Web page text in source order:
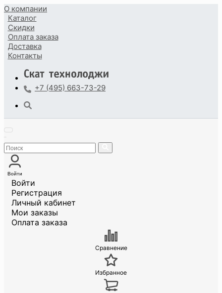
О компании
Каталог
Скидки
Оплата заказа
Доставка
Контакты
+7 (495) 663-73-29
Войти
Войти
Регистрация
Личный кабинет
Мои заказы
Оплата заказа
Сравнение
Избранное